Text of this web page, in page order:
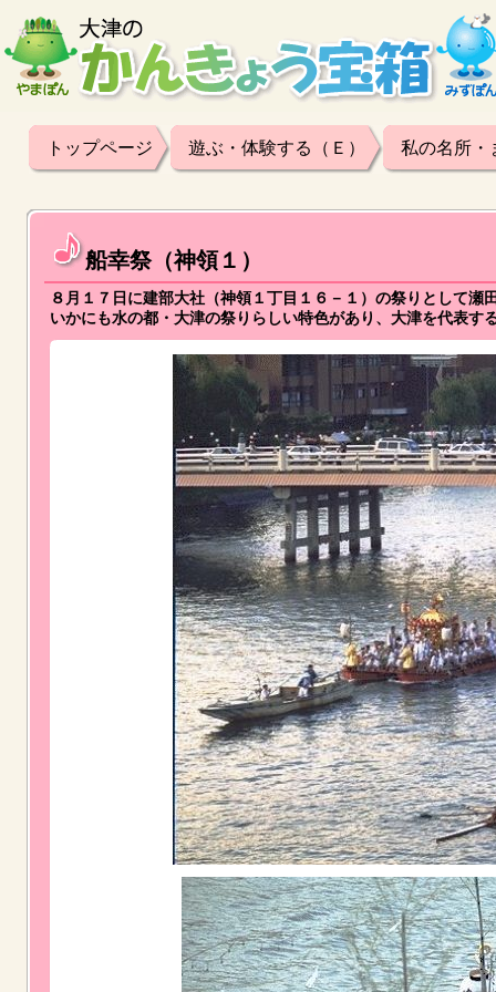
トップページ 遊ぶ・体験する（Ｅ） 私の名所・
船幸祭（神領１）
８月１７日に建部大社（神領１丁目１６－１）の祭りとして
いかにも水の都・大津の祭りらしい特色があり、大津を代表す